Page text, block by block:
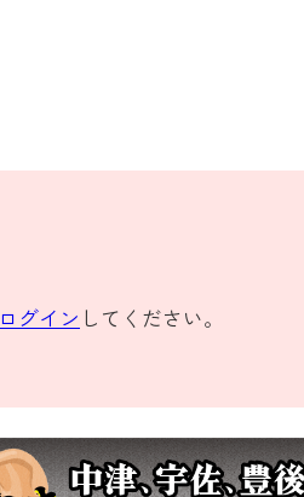
ログイン してください。